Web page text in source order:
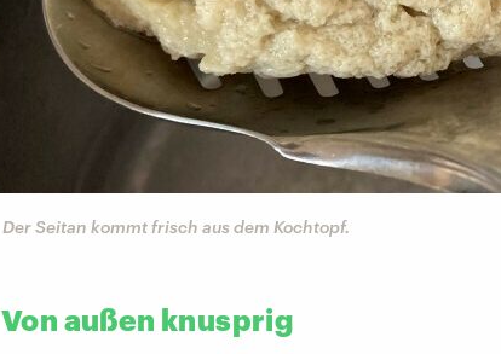
Der Seitan kommt frisch aus dem Kochtopf.
Von außen knusprig